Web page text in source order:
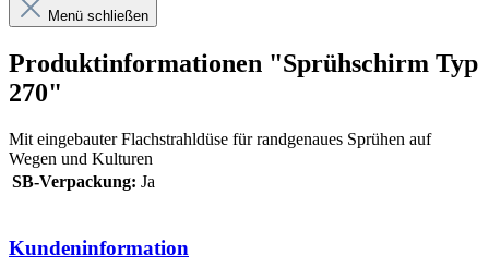
Menü schließen
Produktinformationen "Sprühschirm Typ
270"
Mit eingebauter Flachstrahldüse für randgenaues Sprühen auf
Wegen und Kulturen
SB-Verpackung: Ja
Kundeninformation